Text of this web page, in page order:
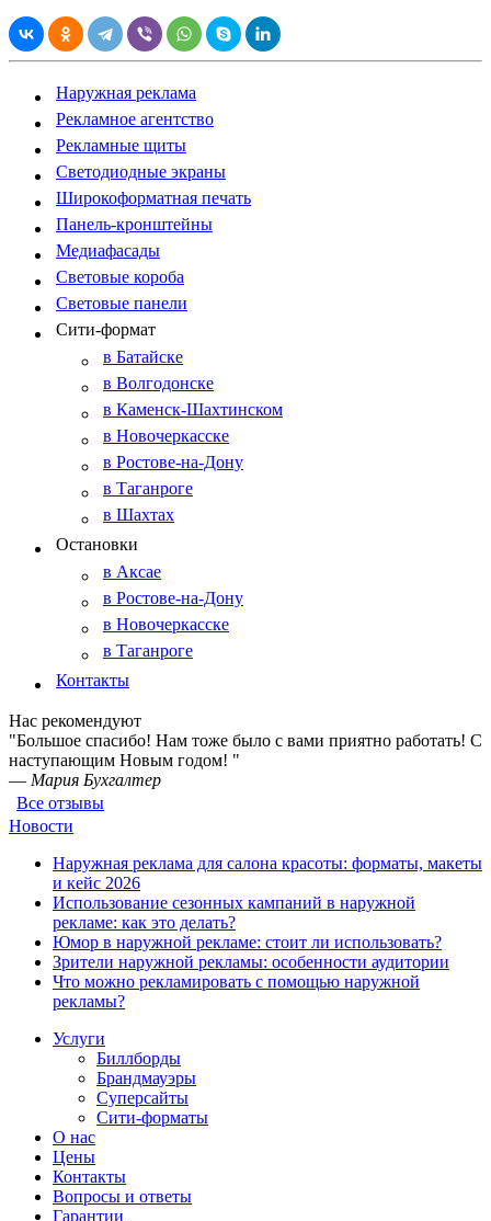
Наружная реклама
Рекламное агентство
Рекламные щиты
Светодиодные экраны
Широкоформатная печать
Панель-кронштейны
Медиафасады
Световые короба
Световые панели
Сити-формат
в Батайске
в Волгодонске
в Каменск-Шахтинском
в Новочеркасске
в Ростове-на-Дону
в Таганроге
в Шахтах
Остановки
в Аксае
в Ростове-на-Дону
в Новочеркасске
в Таганроге
Контакты
Нас рекомендуют
"Большое спасибо! Нам тоже было с вами приятно работать! С
наступающим Новым годом! "
— Мария Бухгалтер
Все отзывы
Новости
Наружная реклама для салона красоты: форматы, макеты
и кейс 2026
Использование сезонных кампаний в наружной
рекламе: как это делать?
Юмор в наружной рекламе: стоит ли использовать?
Зрители наружной рекламы: особенности аудитории
Что можно рекламировать с помощью наружной
рекламы?
Услуги
Биллборды
Брандмауэры
Суперсайты
Сити-форматы
О нас
Цены
Контакты
Вопросы и ответы
Гарантии